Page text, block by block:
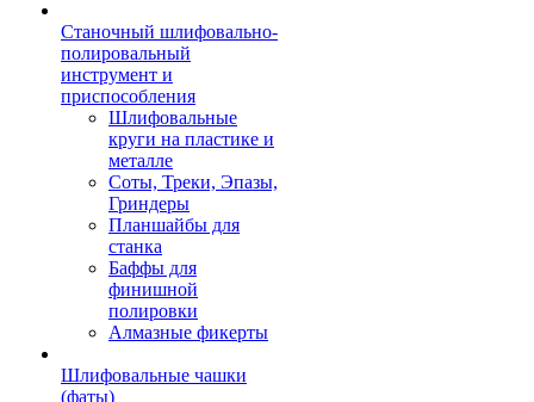
Станочный шлифовально-
полировальный
инструмент и
приспособления
Шлифовальные
круги на пластике и
металле
Соты, Треки, Эпазы,
Гриндеры
Планшайбы для
станка
Баффы для
финишной
полировки
Алмазные фикерты
Шлифовальные чашки
(фаты)